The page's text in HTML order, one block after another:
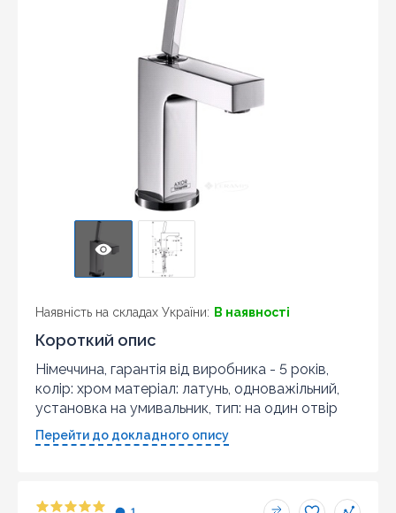
Наявність на складах України: В наявності
Короткий опис
Німеччина, гарантія від виробника - 5 років,
колір: хром матеріал: латунь, одноважільний,
установка на умивальник, тип: на один отвір
Перейти до докладного опису